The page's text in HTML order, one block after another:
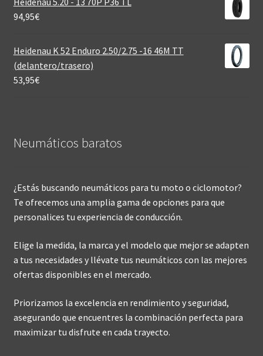
94,95€
Heidenau K 52 Enduro 2.50/2.75 -16 46M TT
(delantero/trasero)
53,95€
Neumáticos baratos
¿Estás buscando neumáticos para tu moto o ciclomotor?
Te ofrecemos una amplia gama de opciones para que
personalices tu experiencia de conducción.
Elige la medida, la marca y el modelo que mejor se adapten
a tus necesidades y llévate tus neumáticos con las mejores
ofertas disponibles en el mercado.
Priorizamos la excelencia en rendimiento y seguridad,
asegurando que encuentres la combinación perfecta para
maximizar tu disfrute en cada trayecto.